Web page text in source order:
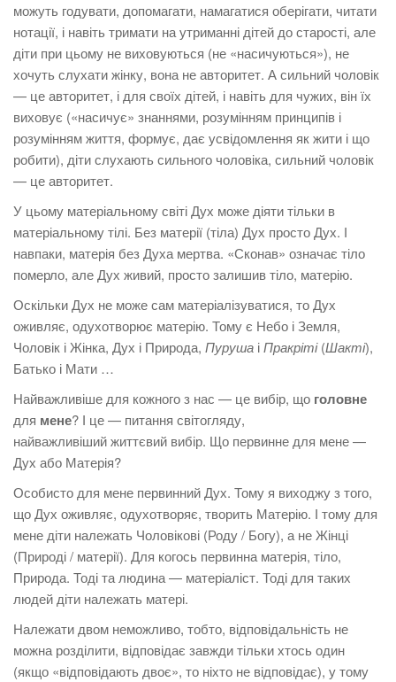
можуть годувати, допомагати, намагатися оберігати, читати
нотації, і навіть тримати на утриманні дітей до старості, але
діти при цьому не виховуються (не «насичуються»), не
хочуть слухати жінку, вона не авторитет. А сильний чоловік
— це авторитет, і для своїх дітей, і навіть для чужих, він їх
виховує («насичує» знаннями, розумінням принципів і
розумінням життя, формує, дає усвідомлення як жити і що
робити), діти слухають сильного чоловіка, сильний чоловік
— це авторитет.
У цьому матеріальному світі Дух може діяти тільки в
матеріальному тілі. Без матерії (тіла) Дух просто Дух. І
навпаки, матерія без Духа мертва. «Сконав» означає тіло
померло, але Дух живий, просто залишив тіло, матерію.
Оскільки Дух не може сам матеріалізуватися, то Дух
оживляє, одухотворює матерію. Тому є Небо і Земля,
Чоловік і Жінка, Дух і Природа, Пуруша іПракріті(Шакті),
Батько і Мати …
Найважливіше для кожного з нас — це вибір, що головне
для мене? І це — питання світогляду,
найважливіший життєвий вибір. Що первинне для мене —
Дух або Матерія?
Особисто для мене первинний Дух. Тому я виходжу з того,
що Дух оживляє, одухотворяє, творить Матерію. І тому для
мене діти належать Чоловікові (Роду / Богу), а не Жінці
(Природі / матерії). Для когось первинна матерія, тіло,
Природа. Тоді та людина — матеріаліст. Тоді для таких
людей діти належать матері.
Належати двом неможливо, тобто, відповідальність не
можна розділити, відповідає завжди тільки хтось один
(якщо «відповідають двоє», то ніхто не відповідає), у тому